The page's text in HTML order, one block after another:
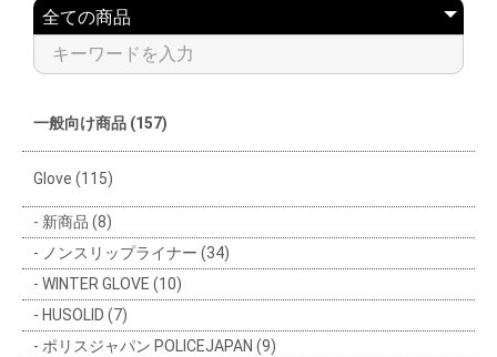
一般向け商品 (157)
Glove (115)
新商品 (8)
ノンスリップライナー (34)
WINTER GLOVE (10)
HUSOLID (7)
ポリスジャパン POLICEJAPAN (9)